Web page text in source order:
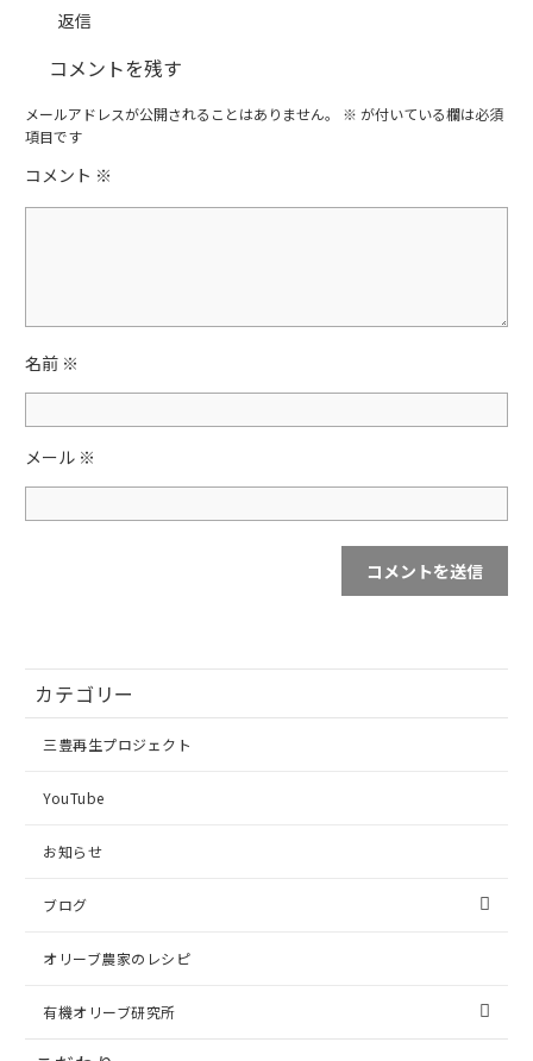
返信
コメントを残す
メールアドレスが公開されることはありません。 ※ が付いている欄は必須
項目です
コメント ※
名前 ※
メール ※
カテゴリー
三豊再生プロジェクト
YouTube
お知らせ
ブログ
オリーブ農家のレシピ
有機オリーブ研究所